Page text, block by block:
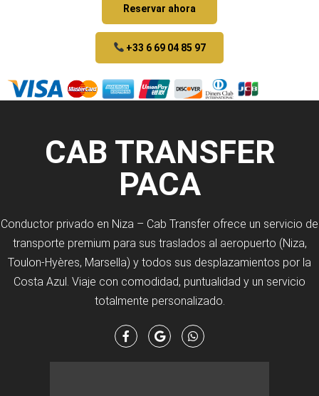
Reservar ahora
+33 6 69 04 85 97
CAB TRANSFER
PACA
Conductor privado en Niza – Cab Transfer ofrece un servicio de
transporte premium para sus traslados al aeropuerto (Niza,
Toulon-Hyères, Marsella) y todos sus desplazamientos por la
Costa Azul. Viaje con comodidad, puntualidad y un servicio
totalmente personalizado.